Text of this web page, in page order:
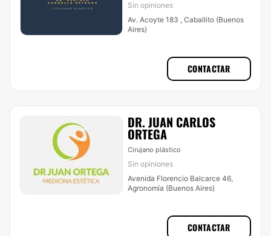
Sin opiniones
Av. Acoyte 183 , Caballito (Buenos
Aires)
CONTACTAR
DR. JUAN CARLOS
ORTEGA
Cirujano plástico
Sin opiniones
Avenida Florencio Balcarce 46,
Agronomía (Buenos Aires)
CONTACTAR